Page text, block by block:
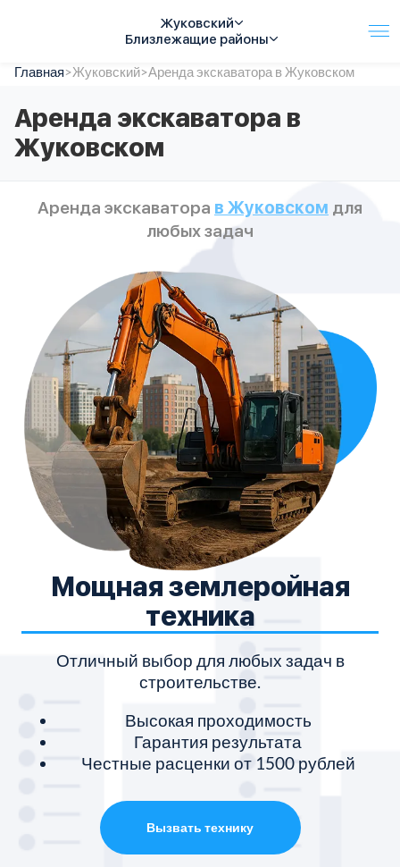
Жуковский
Близлежащие районы
Услуги
Автопарк
Тарифы
Акции
Контакты
Главная>Жуковский>Аренда экскаватора в Жуковском
Аренда экскаватора в
Жуковском
Аренда экскаватора в Жуковском для
любых задач
Мощная землеройная
техника
Отличный выбор для любых задач в
строительстве.
Высокая проходимость
Гарантия результата
Честные расценки от 1500 рублей
Вызвать технику